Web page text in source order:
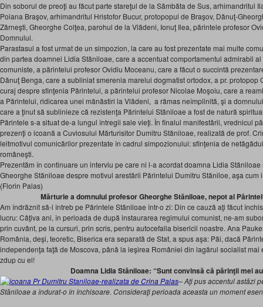
Din soborul de preoţi au făcut parte stareţul de la Sâmbăta de Sus, arhimandritul
Poiana Braşov, arhimandritul Hristofor Bucur, protopopul de Braşov, Dănuţ-
Zărneşti, Gheorghe Colţea, parohul de la Vlădeni, Ionuţ Ilea, părintele profesor
Domnului.
Parastasul a fost urmat de un simpozion, la care au fost prezentate mai multe
din partea doamnei Lidia Stăniloae, care a accentuat comportamentul admirabil
comuniste, a părintelui profesor Ovidiu Moceanu, care a făcut o succintă
Dănuţ Benga, care a subliniat smerenia marelui dogmatist ortodox, a pr. protopop
curaj despre sfinţenia Părintelui, a părintelui profesor Nicolae Moşoiu, care a
a Părintelui, ridicarea unei mănăstiri la Vlădeni, a rămas neîmplinită, şi a
care a ţinut să sublinieze că rezistenţa Părintelui Stăniloae a fost de natură
Părintele s-a situat de-a lungul întregii sale vieţi. În finalul manifestării, vrednicul
prezenţi o icoană a Cuviosului Mărturisitor Dumitru Stăniloae, realizată de prof.
leitmotivul comunicărilor prezentate în cadrul simpozionului: sfinţenia de
româneşti.
Prezentăm în continuare un interviu pe care ni l-a acordat doamna Lidia
Gheorghe Stăniloae despre motivul arestării Părintelui Dumitru Stăniloe, aşa cum
(Florin Palas)
Mărturie a domnului profesor Gheorghe Stăniloae, nepot al
Am îndrăznit să-l întreb pe Părintele Stăniloae într-o zi: Din ce cauză aţi făcut
lucru: Câţiva ani, în perioada de după instaurarea regimului comunist, ne-am
prin cuvânt, pe la cursuri, prin scris, pentru autocefalia bisericii noastre. Ana
România, deşi, teoretic, Biserica era separată de Stat, a spus aşa: Păi, dacă
independenţa faţă de Moscova, până la ieşirea României din lagărul socialist mai
zdup cu el!
Doamna Lidia Stăniloae: “Sunt convinsă că părinţii mei
– Aţi pus accentul astăzi
Stăniloae a îndurat-o în închisoare. Consideraţi perioada aceasta un moment